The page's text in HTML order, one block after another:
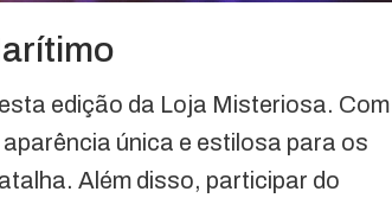
edição da Loja Misteriosa. Com
única e estilosa para os
Além disso, participar do